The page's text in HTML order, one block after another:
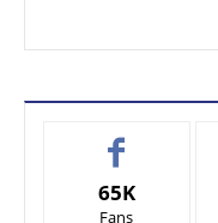
65K
Fans